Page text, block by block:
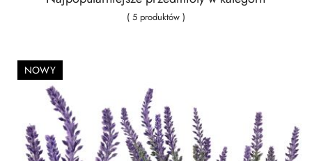
( 5 produktów )
NOWY